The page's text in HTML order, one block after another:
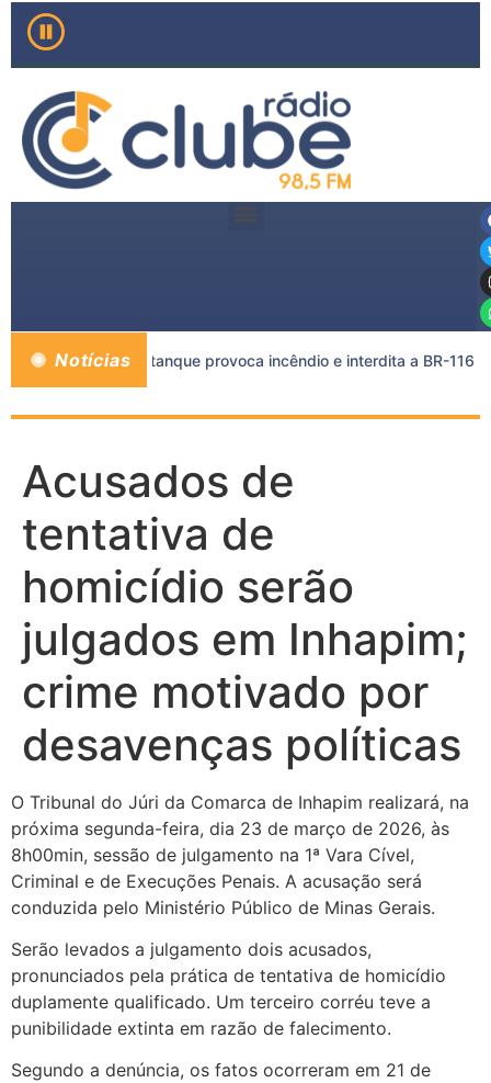
Notícias
e caminhão-tanque provoca incêndio e interdita a BR-116
Acusados de
tentativa de
homicídio serão
julgados em Inhapim;
crime motivado por
desavenças políticas
O Tribunal do Júri da Comarca de Inhapim realizará, na
próxima segunda-feira, dia 23 de março de 2026, às
8h00min, sessão de julgamento na 1ª Vara Cível,
Criminal e de Execuções Penais. A acusação será
conduzida pelo Ministério Público de Minas Gerais.
Serão levados a julgamento dois acusados,
pronunciados pela prática de tentativa de homicídio
duplamente qualificado. Um terceiro corréu teve a
punibilidade extinta em razão de falecimento.
Segundo a denúncia, os fatos ocorreram em 21 de